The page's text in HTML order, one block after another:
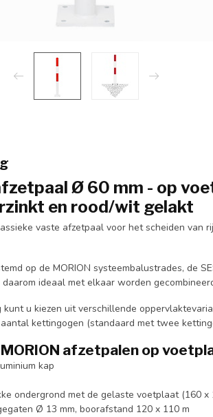
Ø 60 mm - op
en rood/wit gelakt
vaste afzetpaal voor het scheiden van
op de MORION systeembalustrades, de
ideaal met elkaar worden
u kiezen uit verschillende
kettingogen (standaard met twee
afzetpalen op
kap
ondergrond met de gelaste voetplaat (160 x
Ø 13 mm, boorafstand 120 x 110 m